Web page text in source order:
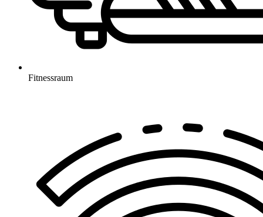
Fitnessraum